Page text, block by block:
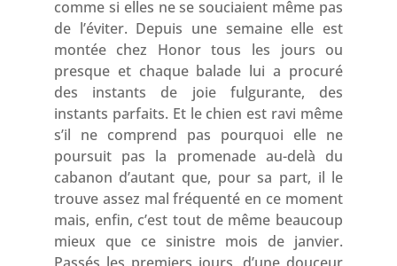
comme si elles ne se souciaient même pas
de l’éviter. Depuis une semaine elle est
montée chez Honor tous les jours ou
presque et chaque balade lui a procuré
des instants de joie fulgurante, des
instants parfaits. Et le chien est ravi même
s’il ne comprend pas pourquoi elle ne
poursuit pas la promenade au-delà du
cabanon d’autant que, pour sa part, il le
trouve assez mal fréquenté en ce moment
mais, enfin, c’est tout de même beaucoup
mieux que ce sinistre mois de janvier.